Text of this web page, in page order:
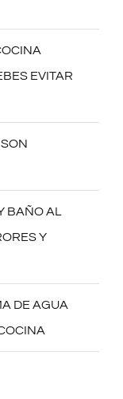
EVITAR
BAÑO AL
Y
DE AGUA